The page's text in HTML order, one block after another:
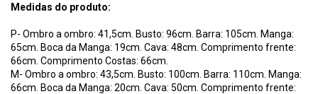
Medidas do produto:
P- Ombro a ombro: 41,5cm. Busto: 96cm. Barra: 105cm. Manga:
65cm. Boca da Manga: 19cm. Cava: 48cm. Comprimento frente:
66cm. Comprimento Costas: 66cm.
M- Ombro a ombro: 43,5cm. Busto: 100cm. Barra: 110cm. Manga:
66cm. Boca da Manga: 20cm. Cava: 50cm. Comprimento frente: